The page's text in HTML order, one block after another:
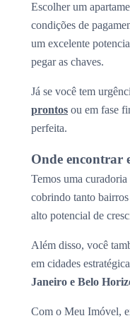
Escolher um
condições de
um excelente
pegar as chaves.
Já se você tem
prontos ou em fase
perfeita.
Onde encontrar
Temos uma
cobrindo tanto
alto potencial de
Além disso, você
em cidades
Janeiro e Belo
Com o Meu Imóvel,